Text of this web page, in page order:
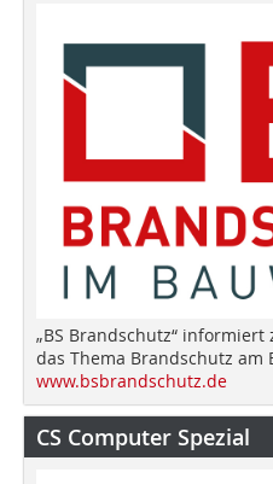
„BS Brandschutz“
das Thema Brandschutz am
www.bsbrandschutz.de
CS Computer Spezial